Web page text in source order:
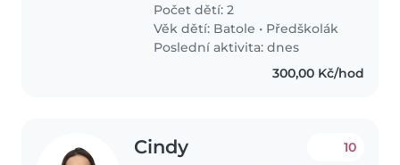
Prague, starting October 2026.
What we are looking for *
English..
Počet dětí: 2
Věk dětí: Batole • Předškolák
Poslední aktivita: dnes
300,00 Kč/hod
Cindy 10